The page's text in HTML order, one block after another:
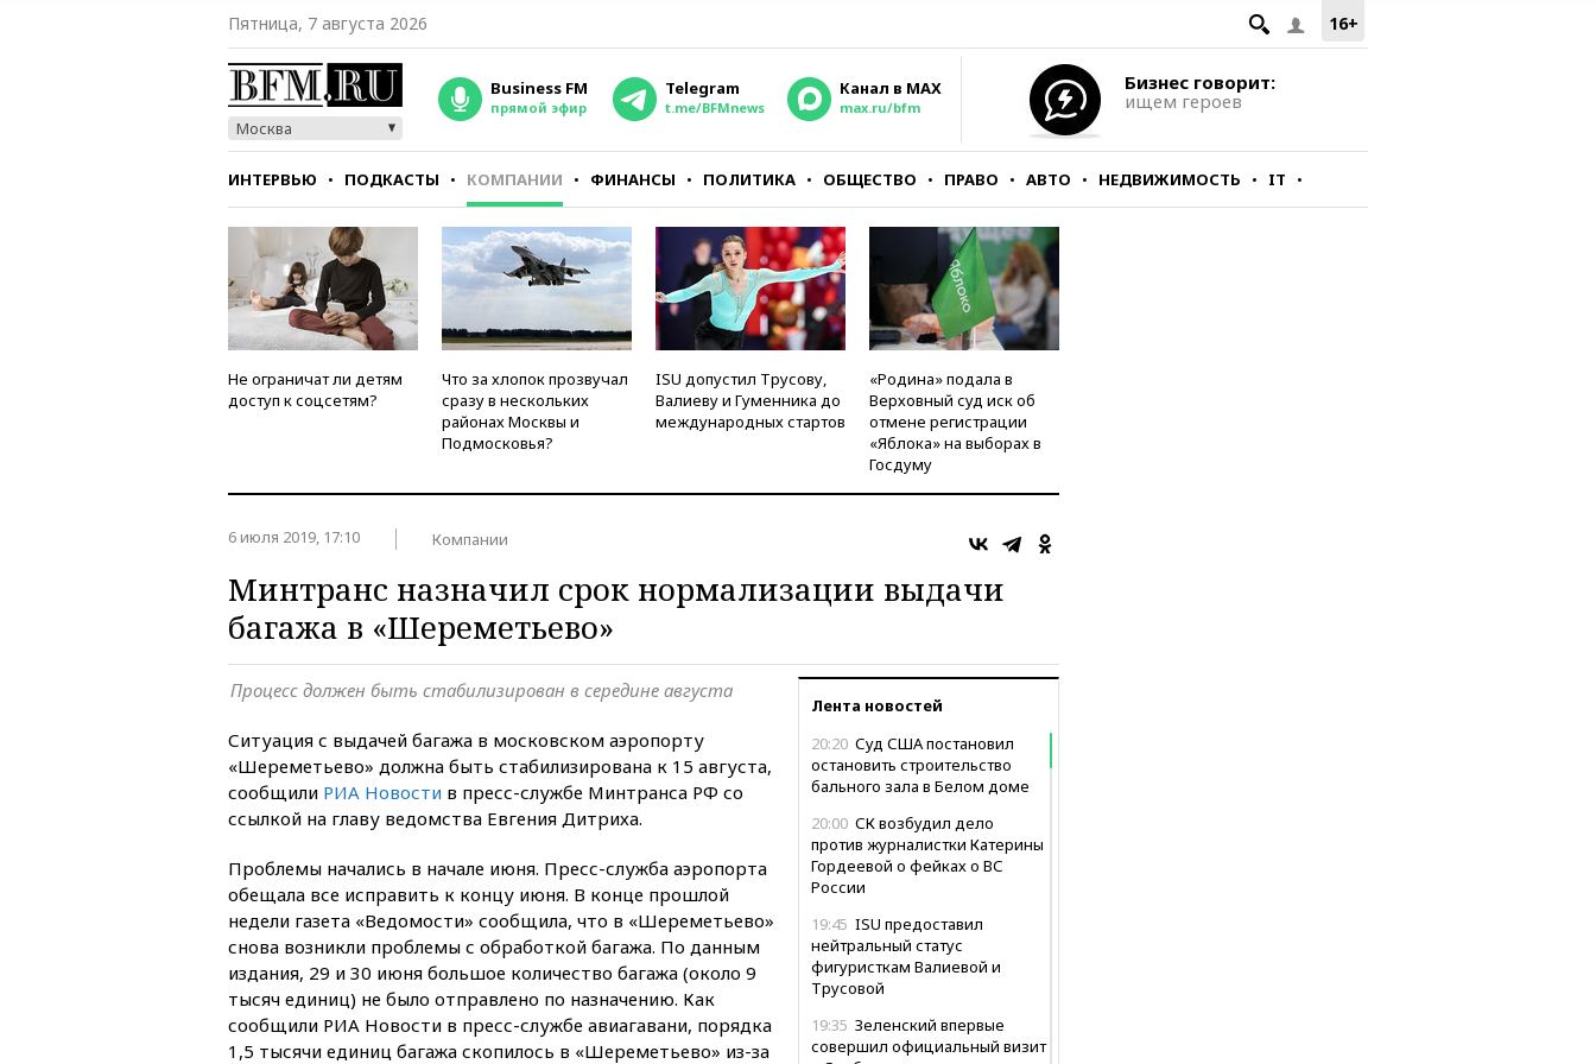
16+
Пятница, 7 августа 2026
Москва
Business FM
прямой эфир
Telegram
t.me/BFMnews
Канал в MAX
max.ru/bfm
Бизнес говорит:
ищем героев
ИНТЕРВЬЮ ПОДКАСТЫ КОМПАНИИ ФИНАНСЫ ПОЛИТИКА ОБЩЕСТВО ПРАВО АВТО НЕДВИЖИМОСТЬ IT
СТИЛЬ ТЕСТЫ
Не ограничат ли детям
доступ к соцсетям?
Что за хлопок прозвучал
сразу в нескольких
районах Москвы и
Подмосковья?
ISU допустил Трусову,
Валиеву и Гуменника до
международных стартов
«Родина» подала в
Верховный суд иск об
отмене регистрации
«Яблока» на выборах в
Госдуму
6 июля 2019, 17:10 Компании
Минтранс назначил срок нормализации выдачи
багажа в «Шереметьево»
Лента новостей
20:20 Суд США постановил
остановить строительство
бального зала в Белом доме
20:00 СК возбудил дело
против журналистки Катерины
Гордеевой о фейках о ВС
России
19:45 ISU предоставил
нейтральный статус
фигуристкам Валиевой и
Трусовой
19:35 Зеленский впервые
совершил официальный визит
Процесс должен быть стабилизирован в середине августа
Ситуация с выдачей багажа в московском аэропорту
«Шереметьево» должна быть стабилизирована к 15 августа,
сообщили РИА Новости в пресс-службе Минтранса РФ со
ссылкой на главу ведомства Евгения Дитриха.
Проблемы начались в начале июня. Пресс-служба аэропорта
обещала все исправить к концу июня. В конце прошлой
недели газета «Ведомости» сообщила, что в «Шереметьево»
снова возникли проблемы с обработкой багажа. По данным
издания, 29 и 30 июня большое количество багажа (около 9
тысяч единиц) не было отправлено по назначению. Как
сообщили РИА Новости в пресс-службе авиагавани, порядка
1,5 тысячи единиц багажа скопилось в «Шереметьево» из-за